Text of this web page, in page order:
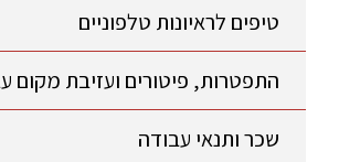
טיפים לראיונות טלפוניים
התפטרות, פיטורים ועזיבת מקום
שכר ותנאי עבודה